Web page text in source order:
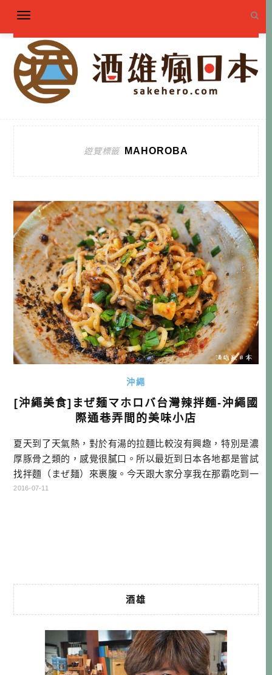
遊覽標籤 MAHOROBA
沖繩
[沖繩美食]まぜ麺マホロバ台灣辣拌麵-沖繩國
際通巷弄間的美味小店
夏天到了天氣熱，對於有湯的拉麵比較沒有興趣，特別是濃
厚豚骨之類的，感覺很膩口。所以最近到日本各地都是嘗試
找拌麵（まぜ麺）來裹腹。今天跟大家分享我在那霸吃到一
家很好吃的「台灣拌麵（台湾まぜ麺）」。店名叫做「mahor
2016-07-11
酒雄